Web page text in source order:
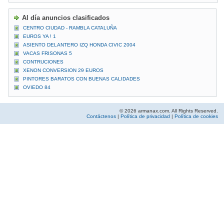
Al día anuncios clasificados
CENTRO CIUDAD - RAMBLA CATALUÑA
EUROS YA ! 1
ASIENTO DELANTERO IZQ HONDA CIVIC 2004
VACAS FRISONAS 5
CONTRUCIONES
XENON CONVERSION 29 EUROS
PINTORES BARATOS CON BUENAS CALIDADES
OVIEDO 84
© 2026 armanax.com. All Rights Reserved.
Contáctenos | Política de privacidad | Política de cookies